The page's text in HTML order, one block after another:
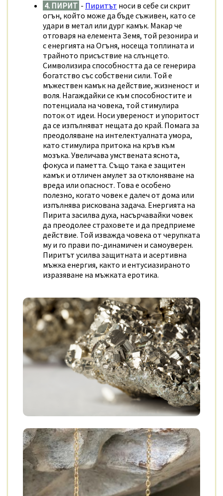
4. ПИРИТ - Пиритът носи в себе си скрит
огън, който може да бъде съживен, като се
удари в метал или дург камък. Макар че
отговаря на елемента Земя, той резонира и
с енергията на Огъня, носеща топлината и
трайното присъствие на слънцето.
Символизира способността да се генерира
богатство със собствени сили. Той е
мъжествен камък на действие, жизненост и
воля. Нагаждайки се към способностите и
потенциала на човека, той стимулира
поток от идеи. Носи увереност и упоритост
да се изпълняват нещата до край. Помага за
преодоляване на интелектуалната умора,
като стимулира притока на кръв към
мозъка. Увеличава умствената яснота,
фокуса и паметта. Също така е защитен
камък и отличен амулет за отклоняване на
вреда или опасност. Това е особено
полезно, когато човек е далеч от дома или
изпълнява рискована задача. Енергията на
Пирита засилва духа, насърчавайки човек
да преодолее страховете и да предприеме
действие. Той изважда човека от черупката
му и го прави по-динамичен и самоуверен.
Пиритът усилва защитната и асертивна
мъжка енергия, както и ентусиазираното
изразяване на мъжката еротика.